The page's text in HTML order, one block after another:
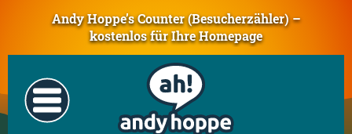
Andy Hoppe’s Counter (Besucherzähler) –
kostenlos für Ihre Homepage